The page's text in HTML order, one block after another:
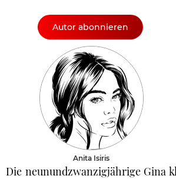
Autor abonnieren
Anita Isiris
Die neunundzwanzigjährige Gina